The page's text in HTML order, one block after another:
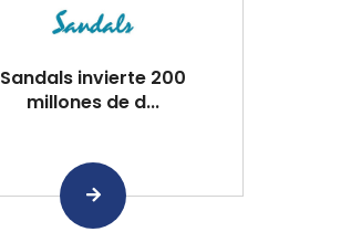
Sandals invierte 200
millones de d...